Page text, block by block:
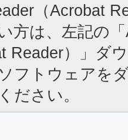
（Acrobat
方は、左記の
Reader）」ダ
フトウェアを
ださい。